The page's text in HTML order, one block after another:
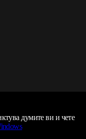
думите ви и чете